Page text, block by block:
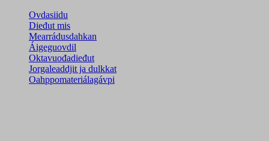
Ovdasiidu
Dieđut mis
Mearrádusdahkan
Áigeguovdil
Oktavuođadieđut
Jorgaleaddjit ja dulkkat
Oahppomateriálagávpi